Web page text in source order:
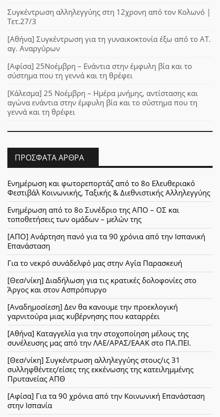
Συγκέντρωση αλληλεγγύης στη 12χρονη από τον Κολωνό |
Τετ.27/3
[Αθήνα] Συγκέντρωση για τη γυναικοκτονία έξω από το ΑΤ.
αγ. Αναργύρων
[Αφίσα] 25Νοέμβρη – Ενάντια στην έμφυλη βία και το
σύστημα που τη γεννά και τη θρέφει
[Κάλεσμα] 25 Νοέμβρη – Ημέρα μνήμης, αντίστασης και
αγώνα ενάντια στην έμφυλη βία και το σύστημα που τη
γεννά και τη θρέφει
ΠΡΌΣΦΑΤΑ ΆΡΘΡΑ
Ενημέρωση και φωτορεπορτάζ από το 8ο Ελευθεριακό
Φεστιβάλ Κοινωνικής, Ταξικής & Διεθνιστικής Αλληλεγγύης
Ενημέρωση από το 8ο Συνέδριο της ΑΠΟ – ΟΣ και
τοποθετήσεις των ομάδων – μελών της
[ΑΠΟ] Ανάρτηση πανό για τα 90 χρόνια από την Ισπανική
Επανάσταση
Για το νεκρό συνάδελφό μας στην Αγία Παρασκευή
[Θεσ/νίκη] Διαδήλωση για τις κρατικές δολοφονίες στο
Άργος και στον Ασπρόπυργο
[Αναδημοσίεση] Δεν θα κανουμε την προεκλογική
γαρνιτούρα μιας κυβέρνησης που καταρρέει
[Αθήνα] Καταγγελία για την στοχοποίηση μέλους της
συνέλευσης μας από την ΛΑΕ/ΑΡΑΣ/ΕΑΑΚ στο ΠΑ.ΠΕΙ.
[Θεσ/νίκη] Συγκέντρωση αλληλεγγύης στους/ις 31
συλληφθέντες/είσες της εκκένωσης της κατειλημμένης
Πρυτανείας ΑΠΘ
[Αφίσα] Για τα 90 χρόνια από την Κοινωνική Επανάσταση
στην Ισπανία